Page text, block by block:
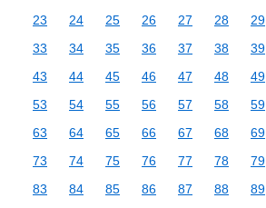
23
24 25 26 27 28 29
33
34 35 36 37 38 39
43
44 45 46 47 48 49
53
54 55 56 57 58 59
63
64 65 66 67 68 69
73
74 75 76 77 78 79
83
84 85 86 87 88 89